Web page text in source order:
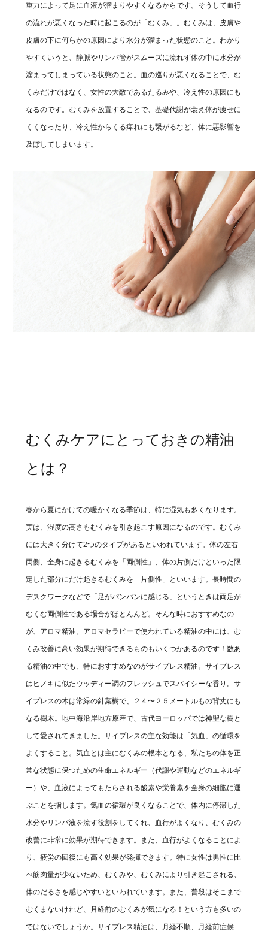
重力によって足に血液が溜まりやすくなるからです。そうして血行
の流れが悪くなった時に起こるのが「むくみ」。むくみは、皮膚や
皮膚の下に何らかの原因により水分が溜まった状態のこと。わかり
やすくいうと、静脈やリンパ管がスムーズに流れず体の中に水分が
溜まってしまっている状態のこと。血の巡りが悪くなることで、む
くみだけではなく、女性の大敵であるたるみや、冷え性の原因にも
なるのです。むくみを放置することで、基礎代謝が衰え体が痩せに
くくなったり、冷え性からくる痺れにも繋がるなど、体に悪影響を
及ぼしてしまいます。
むくみケアにとっておきの精油
とは？
春から夏にかけての暖かくなる季節は、特に湿気も多くなります。
実は、湿度の高さもむくみを引き起こす原因になるのです。むくみ
には大きく分けて2つのタイプがあるといわれています。体の左右
両側、全身に起きるむくみを「両側性」、体の片側だけといった限
定した部分にだけ起きるむくみを「片側性」といいます。長時間の
デスクワークなどで「足がパンパンに感じる」というときは両足が
むくむ両側性である場合がほとんんど。そんな時におすすめなの
が、アロマ精油。アロマセラピーで使われている精油の中には、む
くみ改善に高い効果が期待できるものもいくつかあるのです！数あ
る精油の中でも、特におすすめなのがサイプレス精油。サイプレス
はヒノキに似たウッディー調のフレッシュでスパイシーな香り。サ
イプレスの木は常緑の針葉樹で、２４〜２５メートルもの背丈にも
なる樹木。地中海沿岸地方原産で、古代ヨーロッパでは神聖な樹と
して愛されてきました。サイプレスの主な効能は「気血」の循環を
よくすること。気血とは主にむくみの根本となる、私たちの体を正
常な状態に保つための生命エネルギー（代謝や運動などのエネルギ
ー）や、血液によってもたらされる酸素や栄養素を全身の細胞に運
ぶことを指します。気血の循環が良くなることで、体内に停滞した
水分やリンパ液を流す役割をしてくれ、血行がよくなり、むくみの
改善に非常に効果が期待できます。また、血行がよくなることによ
り、疲労の回復にも高く効果が発揮できます。特に女性は男性に比
べ筋肉量が少ないため、むくみや、むくみにより引き起こされる、
体のだるさを感じやすいといわれています。また、普段はそこまで
むくまないけれど、月経前のむくみが気になる！という方も多いの
ではないでしょうか。サイプレス精油は、月経不順、月経前症候